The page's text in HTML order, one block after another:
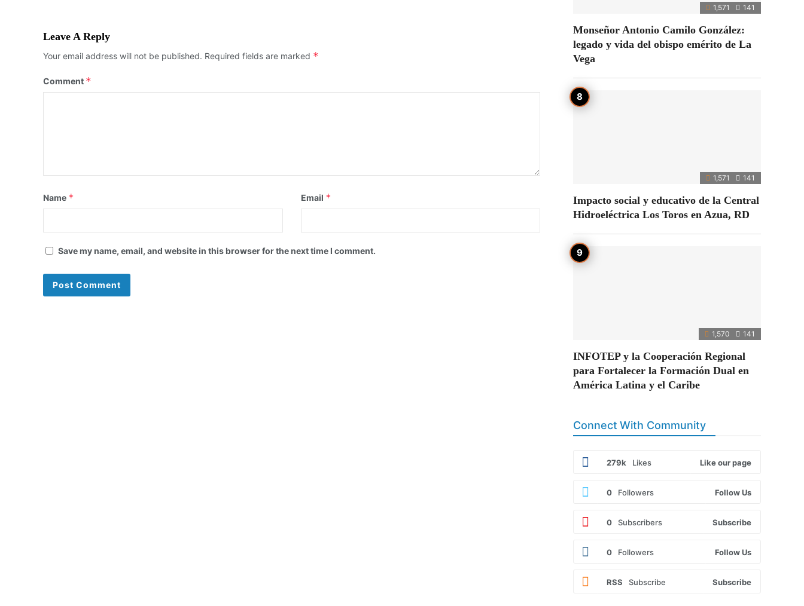
Leave A Reply
Your email address will not be published. Required fields are marked *
Comment *
Name * Email *
Save my name, email, and website in this browser for the next time I comment.
1,571 141
Monseñor Antonio Camilo González:
legado y vida del obispo emérito de La
Vega
1,571 141
Impacto social y educativo de la Central
Hidroeléctrica Los Toros en Azua, RD
1,570 141
INFOTEP y la Cooperación Regional
para Fortalecer la Formación Dual en
América Latina y el Caribe
Connect With Community
279k Likes Like our page
0 Followers Follow Us
0 Subscribers Subscribe
0 Followers Follow Us
RSS Subscribe Subscribe